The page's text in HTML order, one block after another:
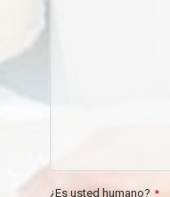
¿Es usted humano? *